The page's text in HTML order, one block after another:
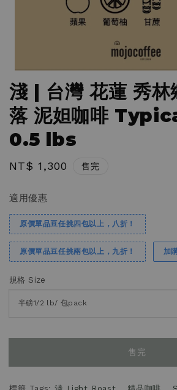
淺 | 台灣 花蓮 秀林
落 泥妲咖啡
0.5 lbs
Regular
NT$ 1,300 售完
適用優惠
原價單品豆任挑四包以上，八折！
原價單品豆任挑兩包以上，九折！ 加
規格 Size
售完